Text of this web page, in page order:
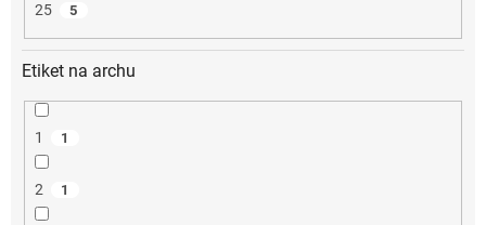
25 5
Etiket na archu
1 1
2 1